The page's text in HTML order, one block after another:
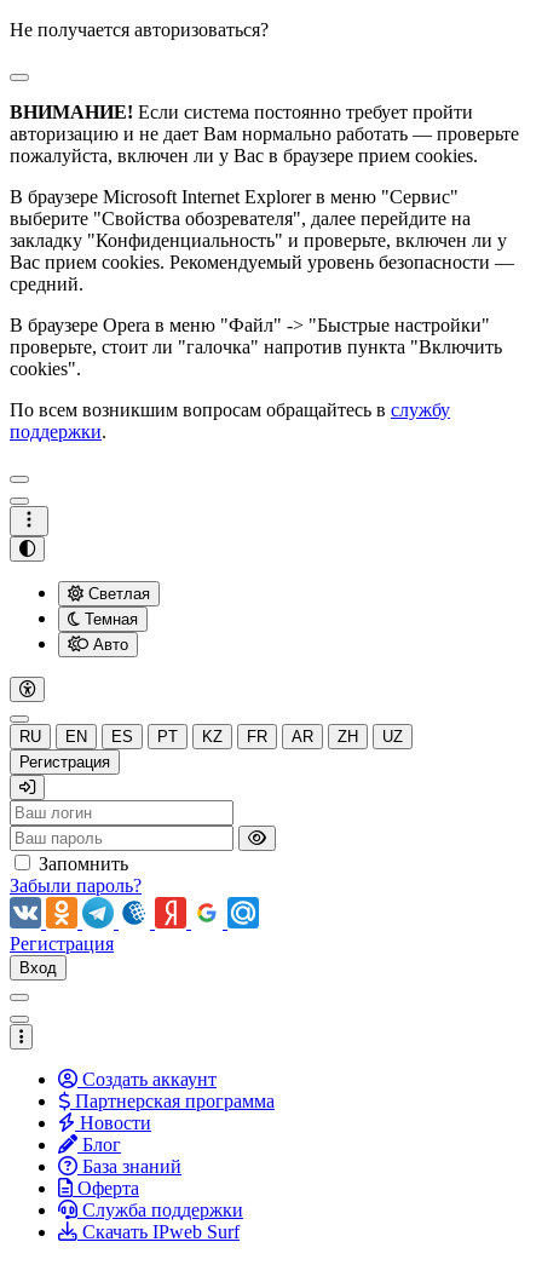
Не получается авторизоваться?
ВНИМАНИЕ! Если система постоянно требует пройти
авторизацию и не дает Вам нормально работать — проверьте
пожалуйста, включен ли у Вас в браузере прием cookies.
В браузере Microsoft Internet Explorer в меню "Сервис"
выберите "Свойства обозревателя", далее перейдите на
закладку "Конфиденциальность" и проверьте, включен ли у
Вас прием cookies. Рекомендуемый уровень безопасности —
средний.
В браузере Opera в меню "Файл" -> "Быстрые настройки"
проверьте, стоит ли "галочка" напротив пункта "Включить
cookies".
По всем возникшим вопросам обращайтесь в службу
поддержки.
Светлая
Темная
Авто
RU EN ES PT KZ FR AR ZH
UZ
Регистрация
Запомнить
Забыли пароль?
Регистрация
Вход
Создать аккаунт
Партнерская программа
Новости
Блог
База знаний
Оферта
Служба поддержки
Скачать IPweb Surf